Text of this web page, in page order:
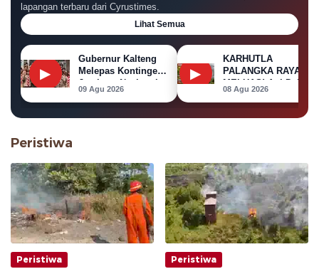
lapangan terbaru dari Cyrustimes.
Lihat Semua
▶
Gubernur Kalteng
Melepas Kontingen
Jambore Nasional
XII 2026
09 Agu 2026
▶
KARHUTLA
PALANGKA RAYA
MELUAS! Api Dekati
Permukiman, Rumah
di Jalan Kalibata
Terbakar
08 Agu 2026
Peristiwa
Peristiwa Peristiwa